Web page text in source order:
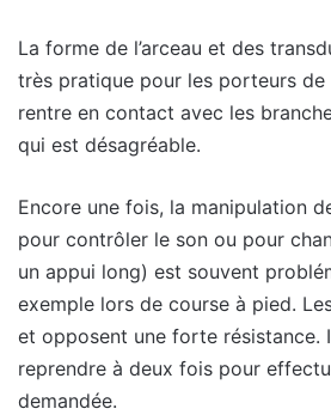
La forme de l’arceau et des
très pratique pour les porteurs de
rentre en contact avec les
qui est désagréable.
Encore une fois, la manipulation
pour contrôler le son ou pour
un appui long) est souvent
exemple lors de course à pied.
et opposent une forte résistance.
reprendre à deux fois pour
demandée.